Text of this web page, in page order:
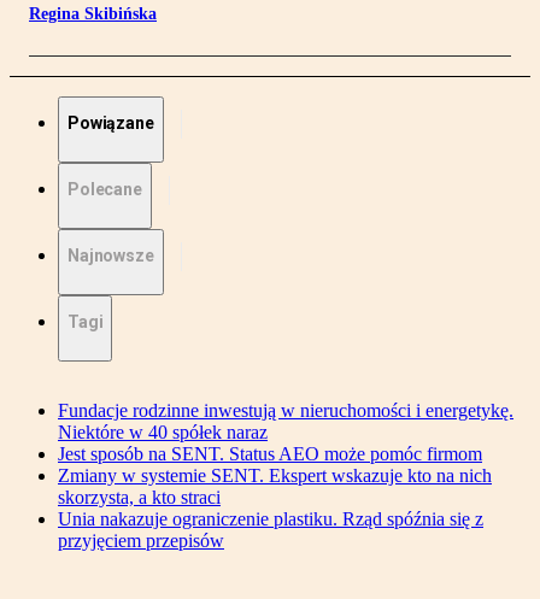
Regina Skibińska
Powiązane
Polecane
Najnowsze
Tagi
Fundacje rodzinne inwestują w nieruchomości i energetykę.
Niektóre w 40 spółek naraz
Jest sposób na SENT. Status AEO może pomóc firmom
Zmiany w systemie SENT. Ekspert wskazuje kto na nich
skorzysta, a kto straci
Unia nakazuje ograniczenie plastiku. Rząd spóźnia się z
przyjęciem przepisów